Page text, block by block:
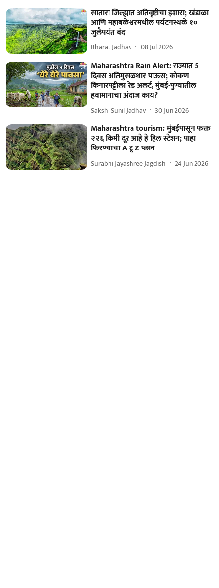
सातारा जिल्ह्यात अतिवृष्टीचा इशारा; खंडाळा
आणि महाबळेश्वरमधील पर्यटनस्थळे १०
जुलैपर्यंत बंद
Bharat Jadhav 08 Jul 2026
Maharashtra Rain Alert: राज्यात 5
दिवस अतिमुसळधार पाऊस; कोकण
किनारपट्टीला रेड अलर्ट, मुंबई-पुण्यातील
हवामानाचा अंदाज काय?
Sakshi Sunil Jadhav 30 Jun 2026
Maharashtra tourism: मुंबईपासून फक्त
२२६ किमी दूर आहे हे हिल स्टेशन; पाहा
फिरण्याचा A टू Z प्लान
Surabhi Jayashree Jagdish 24 Jun 2026